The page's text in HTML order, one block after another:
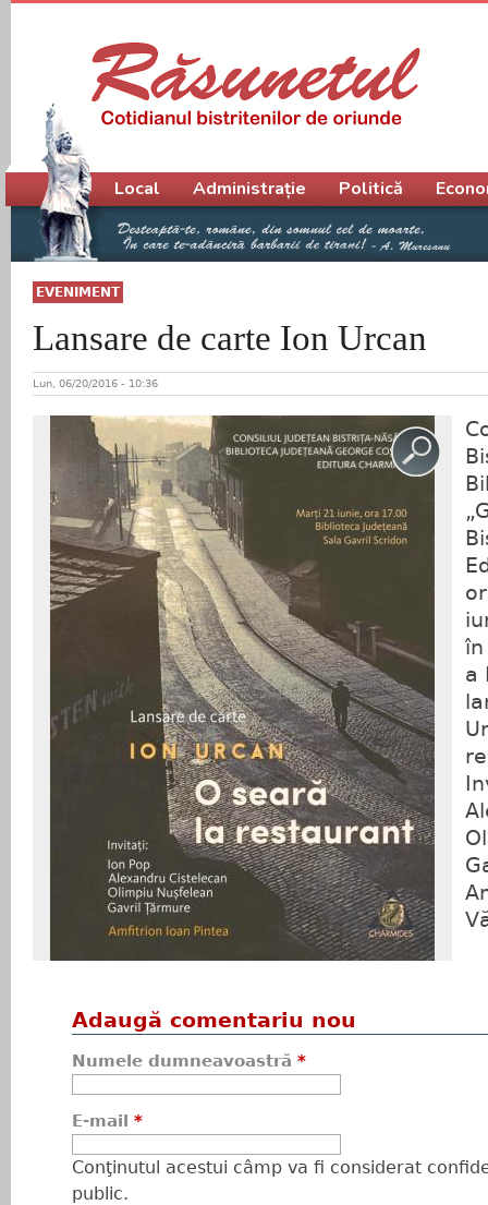
EVENIMENT
Lansare de carte Ion Urcan
Lun, 06/20/2016 - 10:36
în
a
Adaugă comentariu nou
Numele dumneavoastră *
E-mail *
Conţinutul acestui câmp va fi considerat
public.
Meniu principal
Local Administrație Politică